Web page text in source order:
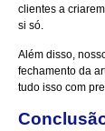
clientes a
si só.
Além disso,
fechamento da
tudo isso com